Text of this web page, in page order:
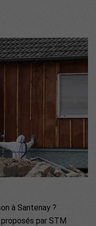
à Santenay ?
par STM